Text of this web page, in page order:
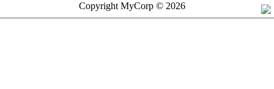
Copyright MyCorp © 2026